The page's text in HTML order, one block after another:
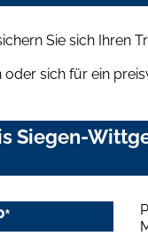
Sie sich Ihren
sich für ein
Siegen-